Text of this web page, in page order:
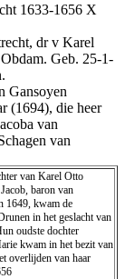
1633-1656 X
dr v Karel
Geb. 25-1-
Gansoyen
(1694), die heer
van
van
van Karel Otto
baron van
1649, kwam de
in het geslacht van
oudste dochter
kwam in het bezit van
overlijden van haar